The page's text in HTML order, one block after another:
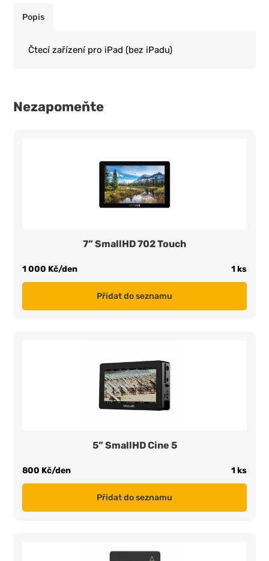
Popis
Čtecí zařízení pro iPad (bez iPadu)
Nezapomeňte
7” SmallHD 702 Touch
1 000 Kč/den 1 ks
Přidat do seznamu
5” SmallHD Cine 5
800 Kč/den 1 ks
Přidat do seznamu